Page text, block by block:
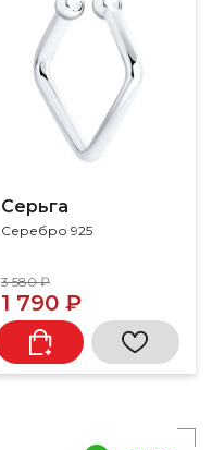
Серьга
Серебро 925
3 580 ₽
1 790 ₽